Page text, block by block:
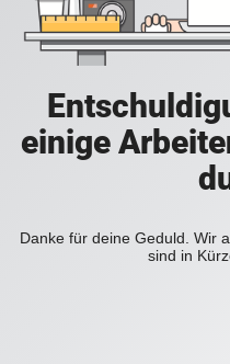
einige
Danke für deine Geduld. Wir
sind in